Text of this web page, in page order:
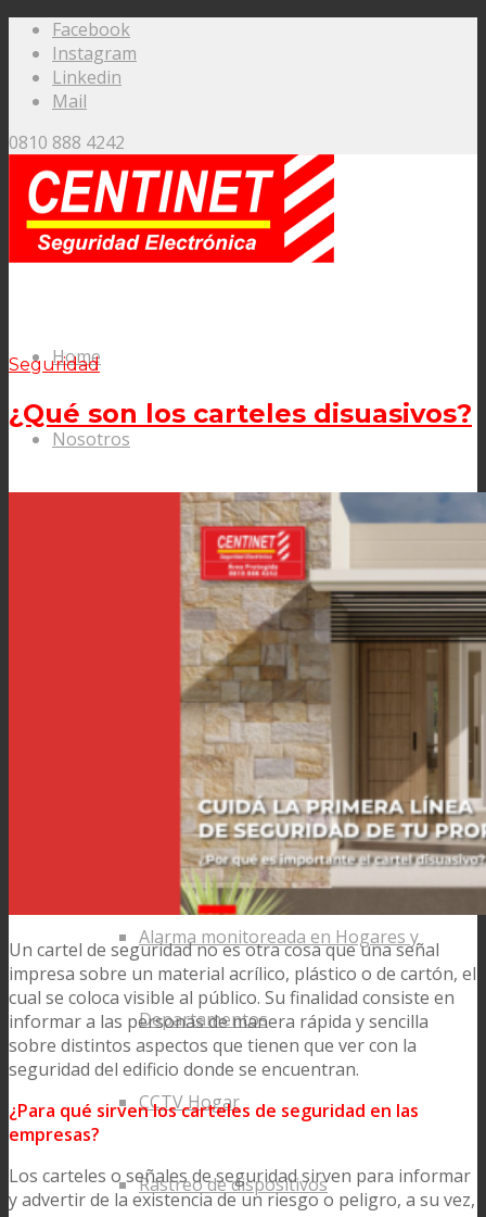
Facebook
Instagram
Linkedin
Mail
0810 888 4242
Home
Nosotros
Centinet Agro
Alarma monitoreada en Hogares y
Departamentos
CCTV Hogar
Rastreo de dispositivos
Seguridad
¿Qué son los carteles disuasivos?
Un cartel de seguridad no es otra cosa que una señal
impresa sobre un material acrílico, plástico o de cartón, el
cual se coloca visible al público. Su finalidad consiste en
informar a las personas de manera rápida y sencilla
sobre distintos aspectos que tienen que ver con la
seguridad del edificio donde se encuentran.
¿Para qué sirven los carteles de seguridad en las
empresas?
Los carteles o señales de seguridad sirven para informar
y advertir de la existencia de un riesgo o peligro, a su vez,